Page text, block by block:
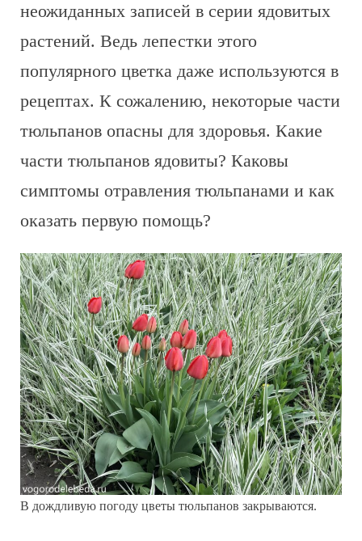
неожиданных записей в серии ядовитых
растений. Ведь лепестки этого
популярного цветка даже используются в
рецептах. К сожалению, некоторые части
тюльпанов опасны для здоровья. Какие
части тюльпанов ядовиты? Каковы
симптомы отравления тюльпанами и как
оказать первую помощь?
В дождливую погоду цветы тюльпанов закрываются.